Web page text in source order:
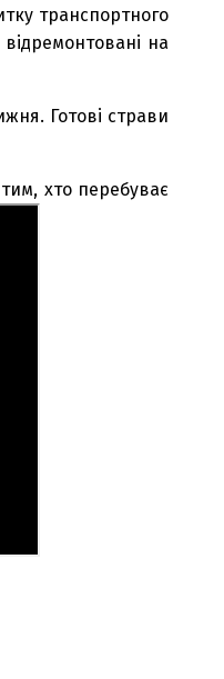
транспортного
на
Готові страви
хто перебуває